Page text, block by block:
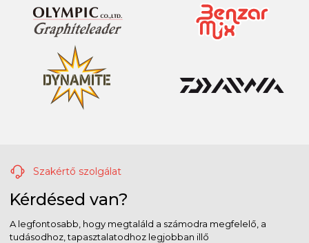
Szakértő szolgálat
Kérdésed van?
A legfontosabb, hogy megtaláld a számodra megfelelő, a
tudásodhoz, tapasztalatodhoz legjobban illő